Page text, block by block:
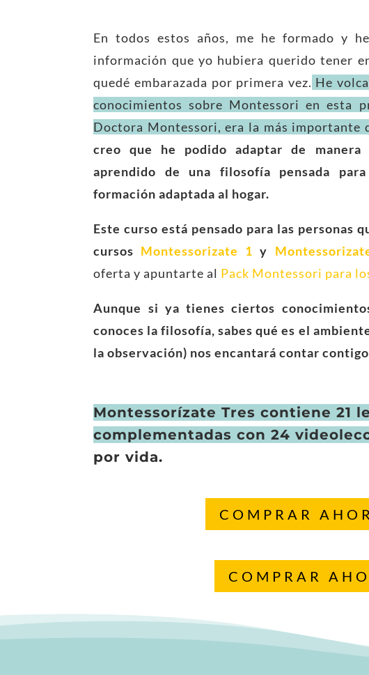
En todos estos años, me he formado y
información que yo hubiera querido tener
quedé embarazada por primera vez. He
conocimientos sobre Montessori en esta
Doctora Montessori, era la más importante
creo que he podido adaptar de
aprendido de una filosofía pensada
formación adaptada al hogar.
Este curso está pensado para las personas
cursos Montessorizate 1 y
oferta y apuntarte al Pack Montessori para
Aunque si ya tienes ciertos
conoces la filosofía, sabes qué es el
la observación) nos encantará contar
Montessorízate Tres contiene 21
complementadas con 24
por vida.
COMPRAR
COMPRAR